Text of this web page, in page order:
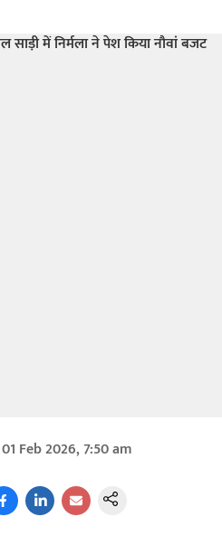
01 Feb 2026, 7:50 am